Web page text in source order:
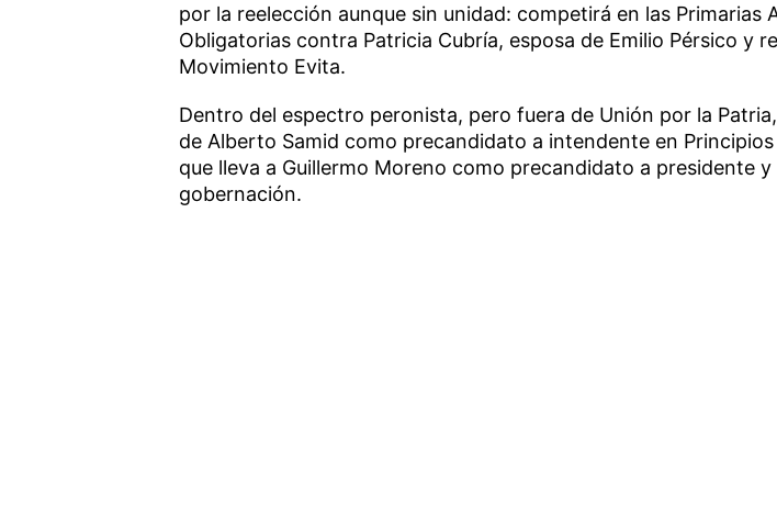
por la reelección aunque sin unidad: competirá en las Primarias
Obligatorias contra Patricia Cubría, esposa de Emilio Pérsico y
Movimiento Evita.
Dentro del espectro peronista, pero fuera de Unión por la
de Alberto Samid como precandidato a intendente en
que lleva a Guillermo Moreno como precandidato a presidente y
gobernación.